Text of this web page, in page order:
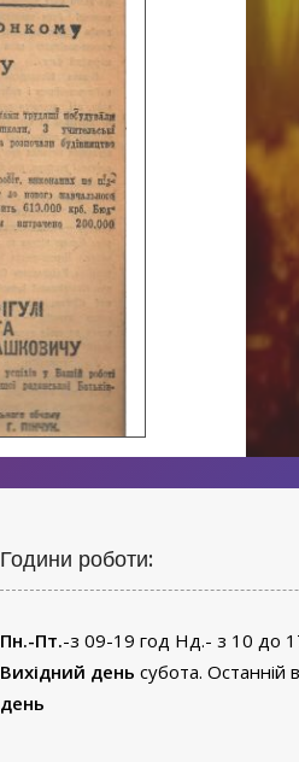
Години роботи:
Пн.-Пт.-з 09-19 год Нд.- з 10 до
Вихідний день субота. Останній
день